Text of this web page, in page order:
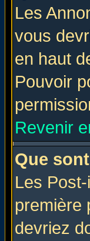
Les
vous
en haut
Pouvoir
Revenir
Que
Les
première
devriez